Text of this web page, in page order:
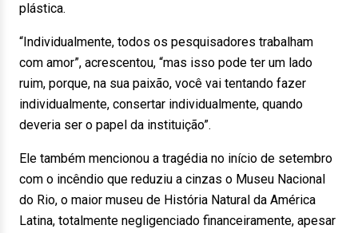
plástica.
“Individualmente, todos os pesquisadores trabalham
com amor”, acrescentou, “mas isso pode ter um lado
ruim, porque, na sua paixão, você vai tentando fazer
individualmente, consertar individualmente, quando
deveria ser o papel da instituição”.
Ele também mencionou a tragédia no início de setembro
com o incêndio que reduziu a cinzas o Museu Nacional
do Rio, o maior museu de História Natural da América
Latina, totalmente negligenciado financeiramente, apesar